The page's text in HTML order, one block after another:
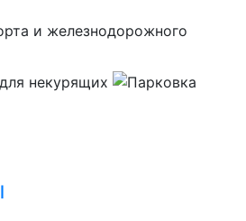
и железнодорожного